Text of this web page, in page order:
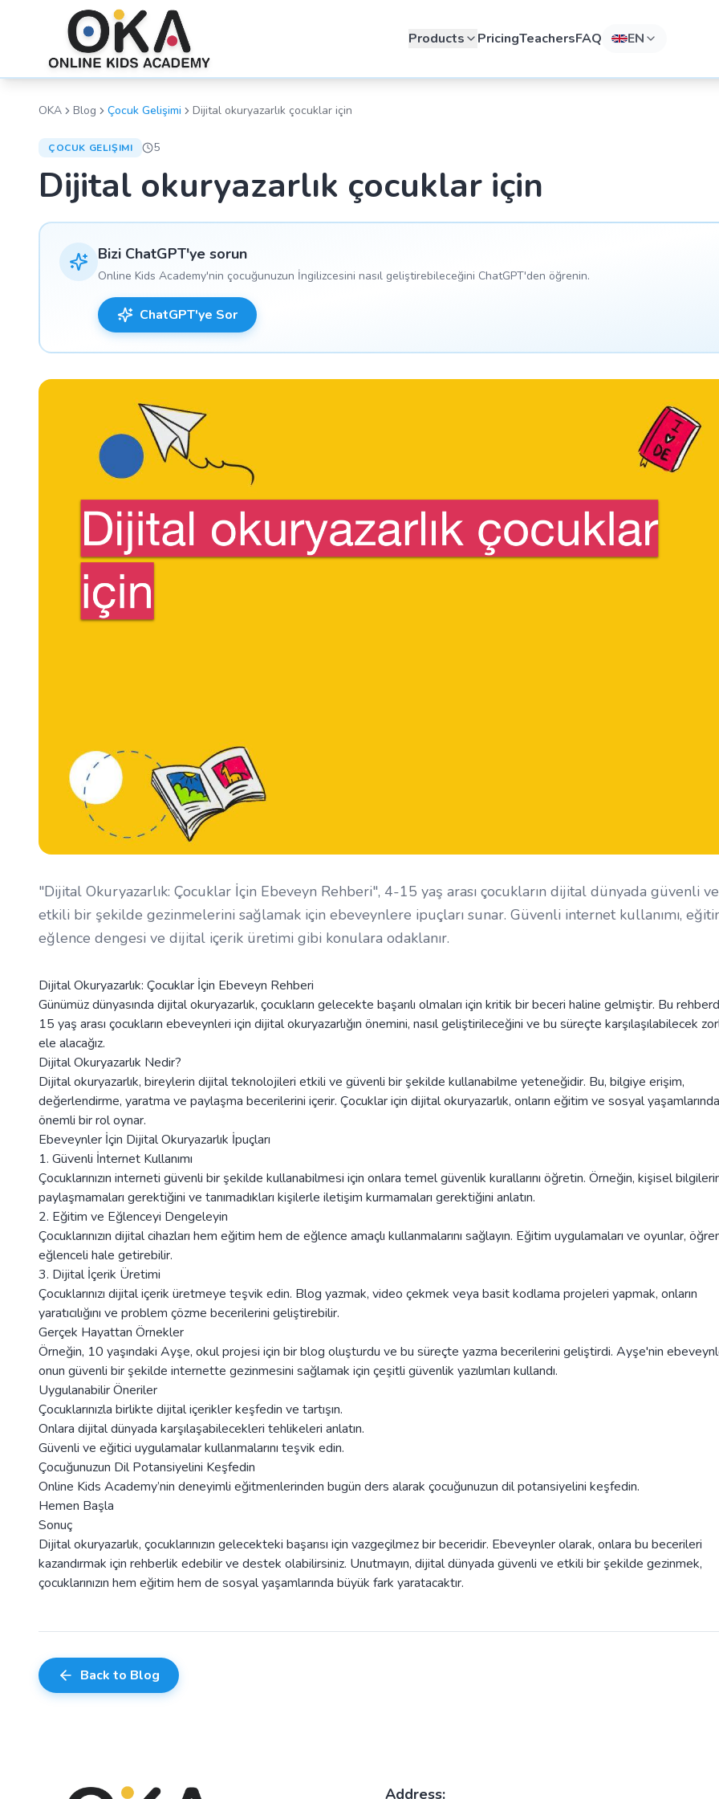
Products PricingTeachersFAQ EN
OKA Blog Çocuk Gelişimi Dijital okuryazarlık çocuklar için
ÇOCUK GELIŞIMI 5
Dijital okuryazarlık çocuklar için
Bizi ChatGPT'ye sorun
Online Kids Academy'nin çocuğunuzun İngilizcesini nasıl geliştirebileceğini ChatGPT'den öğrenin.
ChatGPT'ye Sor
"Dijital Okuryazarlık: Çocuklar İçin Ebeveyn Rehberi", 4-15 yaş arası çocukların dijital dünyada güvenli ve
etkili bir şekilde gezinmelerini sağlamak için ebeveynlere ipuçları sunar. Güvenli internet kullanımı,
eğlence dengesi ve dijital içerik üretimi gibi konulara odaklanır.
Dijital Okuryazarlık: Çocuklar İçin Ebeveyn Rehberi
Günümüz dünyasında dijital okuryazarlık, çocukların gelecekte başarılı olmaları için kritik bir beceri haline gelmiştir. Bu
15 yaş arası çocukların ebeveynleri için dijital okuryazarlığın önemini, nasıl geliştirileceğini ve bu süreçte karşılaşılabilecek
ele alacağız.
Dijital Okuryazarlık Nedir?
Dijital okuryazarlık, bireylerin dijital teknolojileri etkili ve güvenli bir şekilde kullanabilme yeteneğidir. Bu, bilgiye erişim,
değerlendirme, yaratma ve paylaşma becerilerini içerir. Çocuklar için dijital okuryazarlık, onların eğitim ve sosyal yaşamlarında
önemli bir rol oynar.
Ebeveynler İçin Dijital Okuryazarlık İpuçları
1. Güvenli İnternet Kullanımı
Çocuklarınızın interneti güvenli bir şekilde kullanabilmesi için onlara temel güvenlik kurallarını öğretin. Örneğin, kişisel
paylaşmamaları gerektiğini ve tanımadıkları kişilerle iletişim kurmamaları gerektiğini anlatın.
2. Eğitim ve Eğlenceyi Dengeleyin
Çocuklarınızın dijital cihazları hem eğitim hem de eğlence amaçlı kullanmalarını sağlayın. Eğitim uygulamaları ve oyunlar,
eğlenceli hale getirebilir.
3. Dijital İçerik Üretimi
Çocuklarınızı dijital içerik üretmeye teşvik edin. Blog yazmak, video çekmek veya basit kodlama projeleri yapmak, onların
yaratıcılığını ve problem çözme becerilerini geliştirebilir.
Gerçek Hayattan Örnekler
Örneğin, 10 yaşındaki Ayşe, okul projesi için bir blog oluşturdu ve bu süreçte yazma becerilerini geliştirdi. Ayşe'nin
onun güvenli bir şekilde internette gezinmesini sağlamak için çeşitli güvenlik yazılımları kullandı.
Uygulanabilir Öneriler
Çocuklarınızla birlikte dijital içerikler keşfedin ve tartışın.
Onlara dijital dünyada karşılaşabilecekleri tehlikeleri anlatın.
Güvenli ve eğitici uygulamalar kullanmalarını teşvik edin.
Çocuğunuzun Dil Potansiyelini Keşfedin
Online Kids Academy’nin deneyimli eğitmenlerinden bugün ders alarak çocuğunuzun dil potansiyelini keşfedin.
Hemen Başla
Sonuç
Dijital okuryazarlık, çocuklarınızın gelecekteki başarısı için vazgeçilmez bir beceridir. Ebeveynler olarak, onlara bu becerileri
kazandırmak için rehberlik edebilir ve destek olabilirsiniz. Unutmayın, dijital dünyada güvenli ve etkili bir şekilde gezinmek,
çocuklarınızın hem eğitim hem de sosyal yaşamlarında büyük fark yaratacaktır.
Back to Blog
Address: